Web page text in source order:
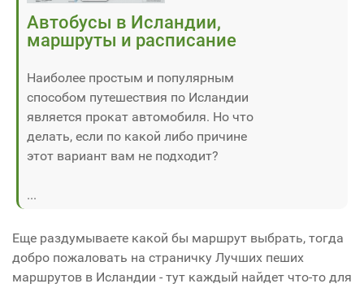
Автобусы в Исландии,
маршруты и расписание
Наиболее простым и популярным
способом путешествия по Исландии
является прокат автомобиля. Но что
делать, если по какой либо причине
этот вариант вам не подходит?
...
Еще раздумываете какой бы маршрут выбрать, тогда
добро пожаловать на страничку Лучших пеших
маршрутов в Исландии - тут каждый найдет что-то для